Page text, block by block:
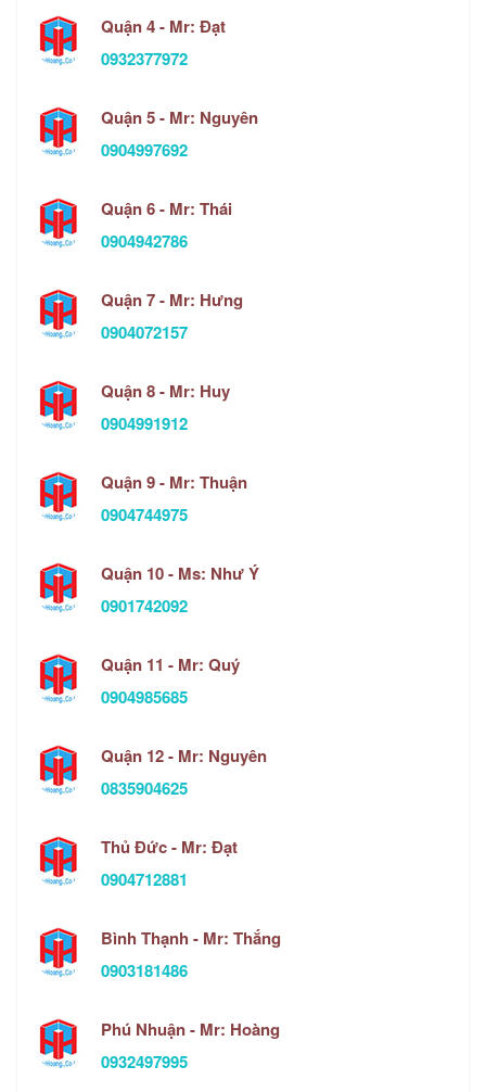
Quận 4 - Mr: Đạt
0932377972
Quận 5 - Mr: Nguyên
0904997692
Quận 6 - Mr: Thái
0904942786
Quận 7 - Mr: Hưng
0904072157
Quận 8 - Mr: Huy
0904991912
Quận 9 - Mr: Thuận
0904744975
Quận 10 - Ms: Như Ý
0901742092
Quận 11 - Mr: Quý
0904985685
Quận 12 - Mr: Nguyên
0835904625
Thủ Đức - Mr: Đạt
0904712881
Bình Thạnh - Mr: Thắng
0903181486
Phú Nhuận - Mr: Hoàng
0932497995